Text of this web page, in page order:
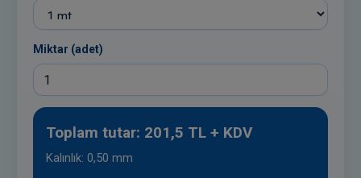
Miktar (adet)
Toplam tutar: 201,5 TL + KDV
Kalınlık: 0,50 mm